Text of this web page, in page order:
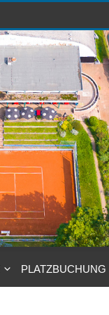
PLATZBUCHUNG